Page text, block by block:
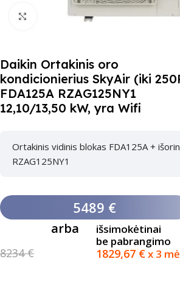
Paspauskite čia, kad padidinti
Daikin Ortakinis oro
kondicionierius SkyAir (iki
FDA125A RZAG125NY1
12,10/13,50 kW, yra Wifi
Ortakinis vidinis blokas FDA125A +
RZAG125NY1
5489 €
8234 €
arba
išsimokėtinai
be pabrangimo
1829,67 €x 3